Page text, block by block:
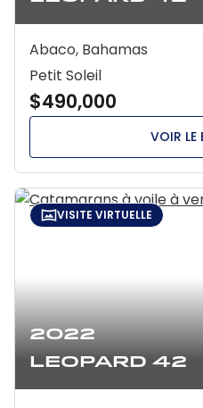
Abaco, Bahamas
Petit Soleil
$490,000
VOIR LE
2022
Leopard 42
VISITE VIRTUELLE